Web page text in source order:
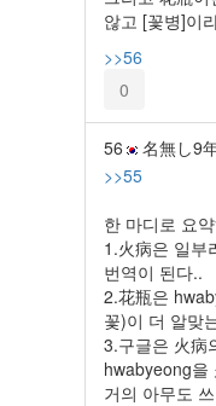
않고 [꽃병]이
>>56
0
56 名無し9
>>55
한 마디로 요
1.火病은 일부
번역이 된다..
2.花瓶은
꽃)이 더 알맞
3.구글은 火病
hwabyeong을
거의 아무도